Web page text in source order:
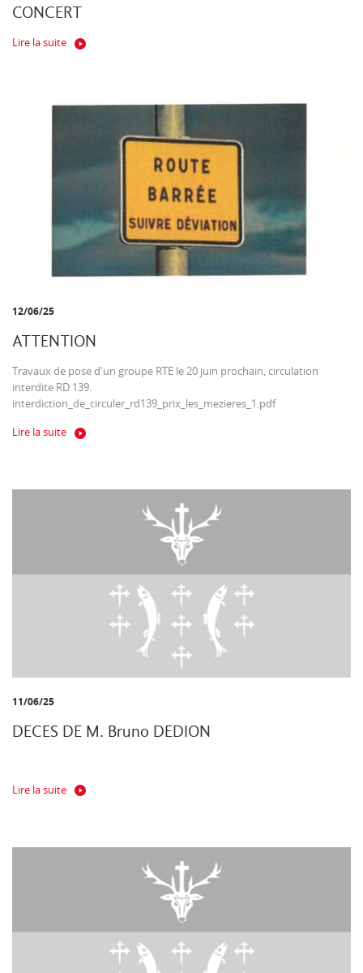
CONCERT
Lire la suite
12/06/25
ATTENTION
Travaux de pose d'un groupe RTE le 20 juin prochain, circulation
interdite RD 139.
interdiction_de_circuler_rd139_prix_les_mezieres_1.pdf
Lire la suite
11/06/25
DECES DE M. Bruno DEDION
Lire la suite